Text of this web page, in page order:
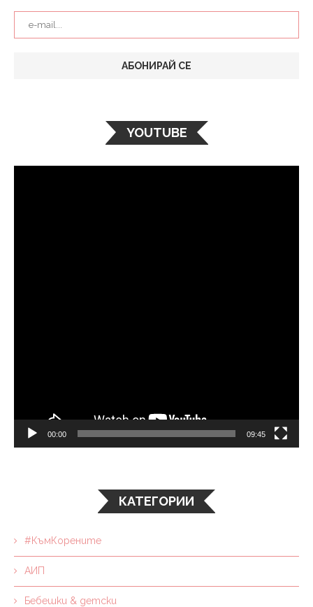
YOUTUBE
00:00 09:45
КАТЕГОРИИ
#КъмКорените
АИП
Бебешки & детски